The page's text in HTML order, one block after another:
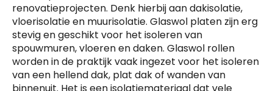
renovatieprojecten. Denk hierbij aan dakisolatie,
vloerisolatie en muurisolatie. Glaswol platen zijn erg
stevig en geschikt voor het isoleren van
spouwmuren, vloeren en daken. Glaswol rollen
worden in de praktijk vaak ingezet voor het isoleren
van een hellend dak, plat dak of wanden van